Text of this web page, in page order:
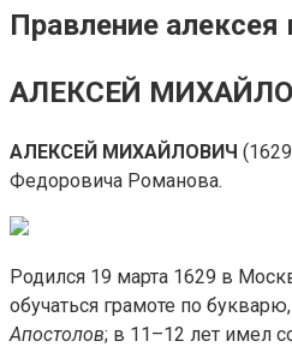
Правление алексея
АЛЕКСЕЙ
АЛЕКСЕЙ МИХАЙЛОВИЧ
Федоровича Романова.
Родился 19 марта 1629 в
обучаться грамоте по
Апостолов; в 11–12 лет имел